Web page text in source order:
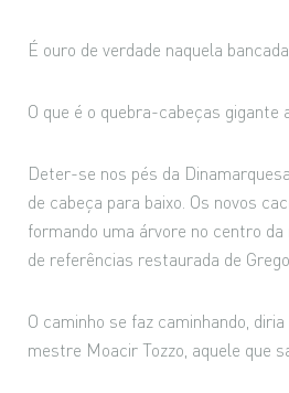
É ouro de verdade naquela
O que é o quebra-cabeças gigante
Deter-se nos pés da
de cabeça para baixo. Os novos
formando uma árvore no centro
de referências restaurada de
O caminho se faz caminhando,
mestre Moacir Tozzo, aquele que